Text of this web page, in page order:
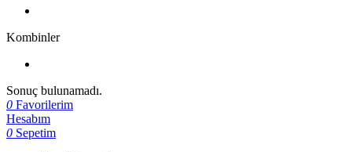
Kombinler
Sonuç bulunamadı.
0 Favorilerim
Hesabım
0 Sepetim